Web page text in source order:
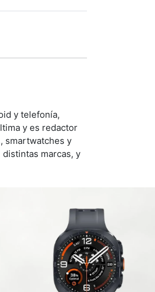
y telefonía,
y es redactor
smartwatches y
marcas, y